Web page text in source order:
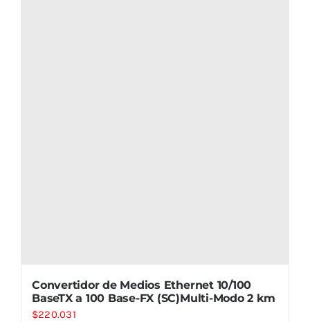
Convertidor de Medios Ethernet 10/100
BaseTX a 100 Base-FX (SC)Multi-Modo 2 km
$220.031